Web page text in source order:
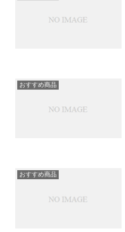
おすすめ商品
おすすめ商品